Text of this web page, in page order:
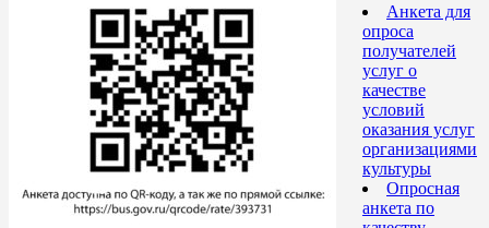
Анкета для
опроса
получателей
услуг о
качестве
условий
оказания услуг
организациями
культуры
Опросная
анкета по